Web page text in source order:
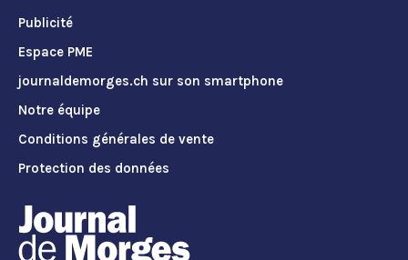
Publicité
Espace PME
journaldemorges.ch sur son smartphone
Notre équipe
Conditions générales de vente
Protection des données